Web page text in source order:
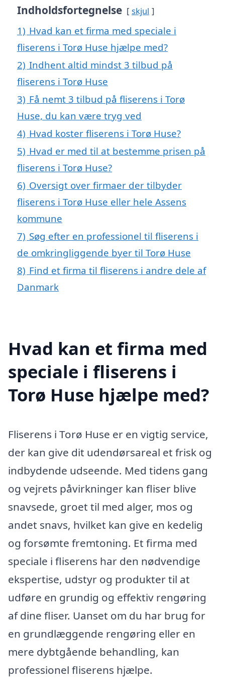
Indholdsfortegnelse skjul
1) Hvad kan et firma med speciale i
fliserens i Torø Huse hjælpe med?
2) Indhent altid mindst 3 tilbud på
fliserens i Torø Huse
3) Få nemt 3 tilbud på fliserens i Torø
Huse, du kan være tryg ved
4) Hvad koster fliserens i Torø Huse?
5) Hvad er med til at bestemme prisen på
fliserens i Torø Huse?
6) Oversigt over firmaer der tilbyder
fliserens i Torø Huse eller hele Assens
kommune
7) Søg efter en professionel til fliserens i
de omkringliggende byer til Torø Huse
8) Find et firma til fliserens i andre dele af
Danmark
Hvad kan et firma med
speciale i fliserens i
Torø Huse hjælpe med?
Fliserens i Torø Huse er en vigtig service,
der kan give dit udendørsareal et frisk og
indbydende udseende. Med tidens gang
og vejrets påvirkninger kan fliser blive
snavsede, groet til med alger, mos og
andet snavs, hvilket kan give en kedelig
og forsømte fremtoning. Et firma med
speciale i fliserens har den nødvendige
ekspertise, udstyr og produkter til at
udføre en grundig og effektiv rengøring
af dine fliser. Uanset om du har brug for
en grundlæggende rengøring eller en
mere dybtgående behandling, kan
professionel fliserens hjælpe.